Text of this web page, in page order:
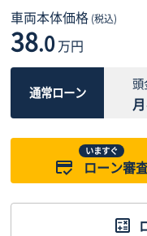
車両本体価格(税込)
38.0 万円
通常ローン 頭
いますぐ
ローン審